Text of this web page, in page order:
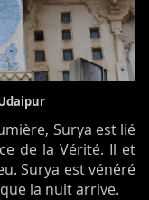
Surya est lié
de la Vérité. Il et
Surya est vénéré
la nuit arrive.